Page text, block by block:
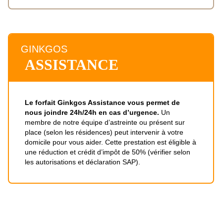
GINKGOS
ASSISTANCE
Le forfait Ginkgos Assistance vous permet de
nous joindre 24h/24h en cas d’urgence. Un
membre de notre équipe d’astreinte ou présent sur
place (selon les résidences) peut intervenir à votre
domicile pour vous aider. Cette prestation est éligible à
une réduction et crédit d’impôt de 50% (vérifier selon
les autorisations et déclaration SAP).